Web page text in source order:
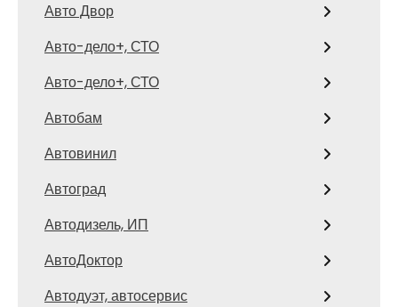
Авто Двор
Авто-дело+, СТО
Авто-дело+, СТО
Автобам
Автовинил
Автоград
Автодизель, ИП
АвтоДоктор
Автодуэт, автосервис